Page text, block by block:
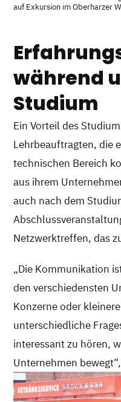
auf Exkursion im Oberharzer
während
Studium
Ein Vorteil des
Lehrbeauftragten, die
technischen Bereich
aus ihrem
auch nach dem
Netzwerktreffen, das
„Die Kommunikation
den verschiedensten
Konzerne oder
unterschiedliche
interessant zu hören,
Unternehmen